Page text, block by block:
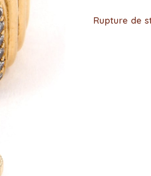
Rupture de